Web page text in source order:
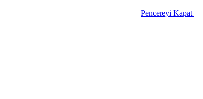
Pencereyi Kapat